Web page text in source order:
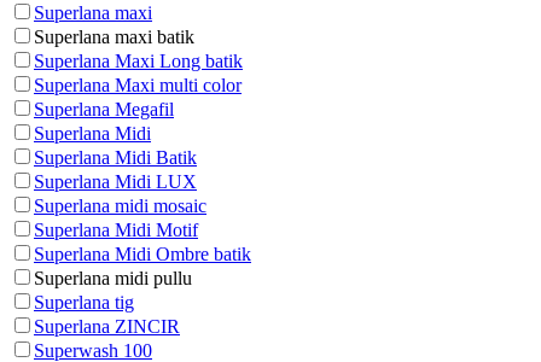
Superlana maxi
Superlana maxi batik
Superlana Maxi Long batik
Superlana Maxi multi color
Superlana Megafil
Superlana Midi
Superlana Midi Batik
Superlana Midi LUX
Superlana midi mosaic
Superlana Midi Motif
Superlana Midi Ombre batik
Superlana midi pullu
Superlana tig
Superlana ZINCIR
Superwash 100